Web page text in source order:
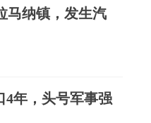
马纳镇，发生汽
4年，头号军事强